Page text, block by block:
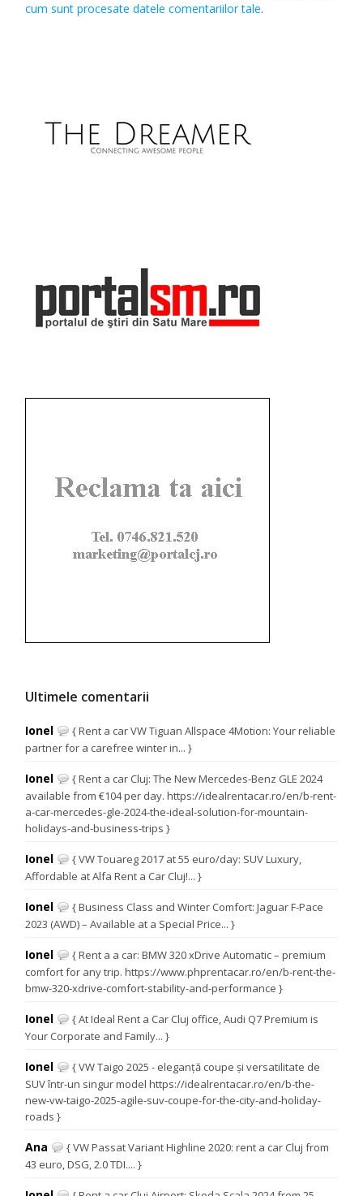
cum sunt procesate datele comentariilor tale.
Ultimele comentarii
Ionel
{ Rent a car VW Tiguan Allspace 4Motion: Your reliable
partner for a carefree winter in... }
Ionel
{ Rent a car Cluj: The New Mercedes-Benz GLE 2024
available from €104 per day. https://idealrentacar.ro/en/b-rent-
a-car-mercedes-gle-2024-the-ideal-solution-for-mountain-
holidays-and-business-trips }
Ionel
{ VW Touareg 2017 at 55 euro/day: SUV Luxury,
Affordable at Alfa Rent a Car Cluj!... }
Ionel
{ Business Class and Winter Comfort: Jaguar F-Pace
2023 (AWD) – Available at a Special Price... }
Ionel
{ Rent a a car: BMW 320 xDrive Automatic – premium
comfort for any trip. https://www.phprentacar.ro/en/b-rent-the-
bmw-320-xdrive-comfort-stability-and-performance }
Ionel
{ At Ideal Rent a Car Cluj office, Audi Q7 Premium is
Your Corporate and Family... }
Ionel
{ VW Taigo 2025 - eleganță coupe și versatilitate de
SUV într-un singur model https://idealrentacar.ro/en/b-the-
new-vw-taigo-2025-agile-suv-coupe-for-the-city-and-holiday-
roads }
Ana
{ VW Passat Variant Highline 2020: rent a car Cluj from
43 euro, DSG, 2.0 TDI.... }